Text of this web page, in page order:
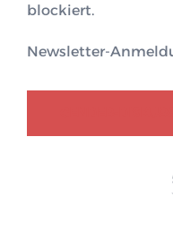
blockiert.
Newsletter-